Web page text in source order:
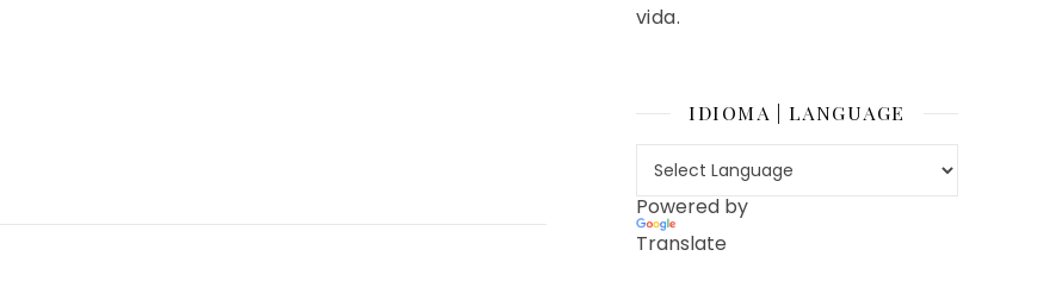
vida.
IDIOMA | LANGUAGE
Powered by
Translate